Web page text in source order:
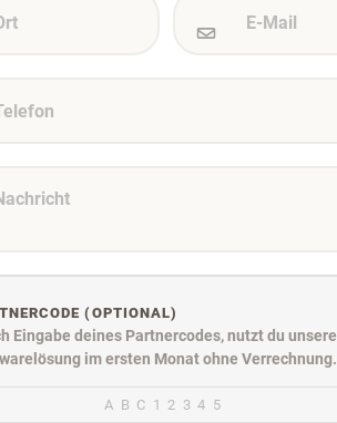
(OPTIONAL)
Eingabe deines Partnercodes, nutzt du unsere
im ersten Monat ohne Verrechnung.